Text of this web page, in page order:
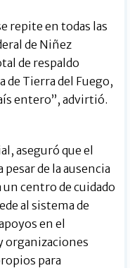
repite en todas las
de Niñez
de respaldo
de Tierra del Fuego,
entero”, advirtió.
aseguró que el
de la ausencia
centro de cuidado
al sistema de
en el
organizaciones
para